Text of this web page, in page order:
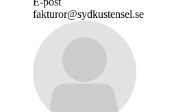
fakturor@sydkustensel.se